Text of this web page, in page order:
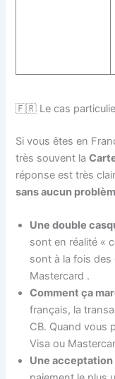
🇫🇷 Le cas
Si vous êtes en
très souvent la
réponse est très
sans aucun
Une double
sont en réalité «
sont à la fois
Mastercard .
Comment ça
français, la
CB. Quand vous
Visa ou
Une acceptation